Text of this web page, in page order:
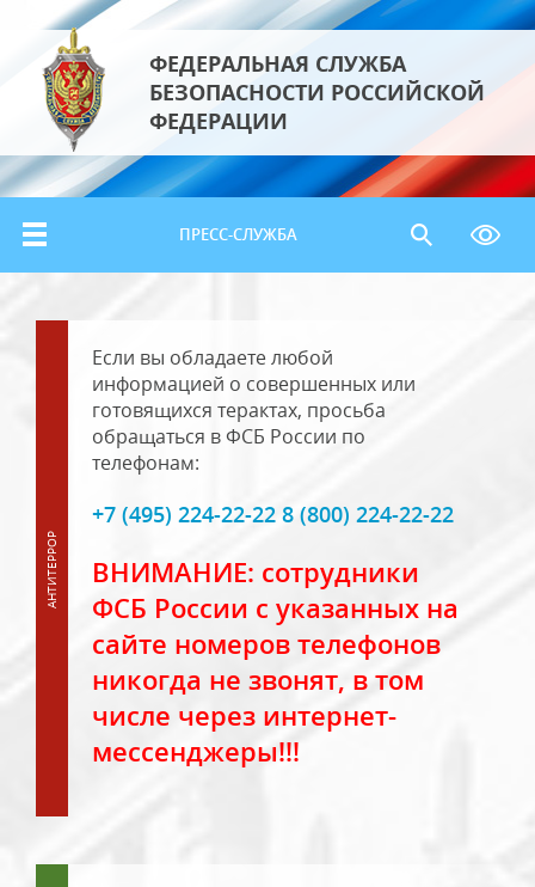
ФЕДЕРАЛЬНАЯ СЛУЖБА
БЕЗОПАСНОСТИ РОССИЙСКОЙ
ФЕДЕРАЦИИ
ПРЕСС-СЛУЖБА
Если вы обладаете любой
информацией о совершенных или
готовящихся терактах, просьба
обращаться в ФСБ России по
телефонам:
+7 (495) 224-22-22 8 (800) 224-22-22
ВНИМАНИЕ: сотрудники
ФСБ России с указанных на
сайте номеров телефонов
никогда не звонят, в том
числе через интернет-
мессенджеры!!!